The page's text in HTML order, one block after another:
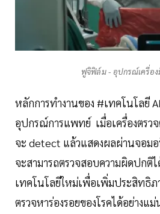
ฟูจิฟิล์ม - อุปกรณ์เครื่อ
หลักการทำงานของ #เทคโนโลยี
อุปกรณ์การแพทย์ เมื่อเครื่องตรว
จะ detect แล้วแสดงผลผ่านจอม
จะสามารถตรวจสอบความผิดปกติ
เทคโนโลยีใหม่เพื่อเพิ่มประสิทธิภ
ตรวจหาร่องรอยของโรคได้อย่างแ